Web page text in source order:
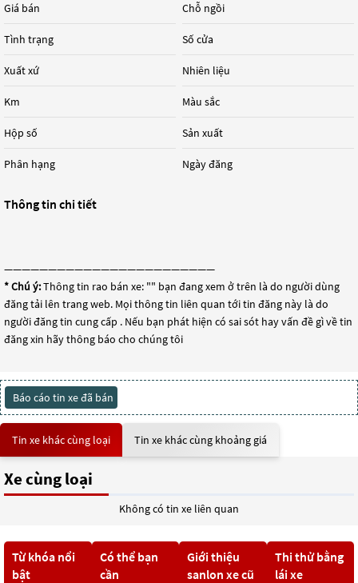
Giá bán
Tình trạng
Xuất xứ
Km
Hộp số
Phân hạng
Chỗ ngồi
Số cửa
Nhiên liệu
Màu sắc
Sản xuất
Ngày đăng
Thông tin chi tiết
————————————————————————
* Chú ý:Thông tin rao bán xe: "" bạn đang xem ở trên là do người dùng
đăng tải lên trang web. Mọi thông tin liên quan tới tin đăng này là do
người đăng tin cung cấp . Nếu bạn phát hiện có sai sót hay vấn đề gì về tin
đăng xin hãy thông báo cho chúng tôi
Báo cáo tin xe đã bán
Tin xe khác cùng loại Tin xe khác cùng khoảng giá
Xe cùng loại
Không có tin xe liên quan
Từ khóa nổi
bật
Có thể bạn
cần
Giới thiệu
sanlon xe cũ
Thi thử bằng
lái xe